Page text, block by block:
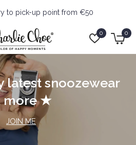
0 0
to pick-up point from €50
latest snoozewear
more ★
JOIN ME